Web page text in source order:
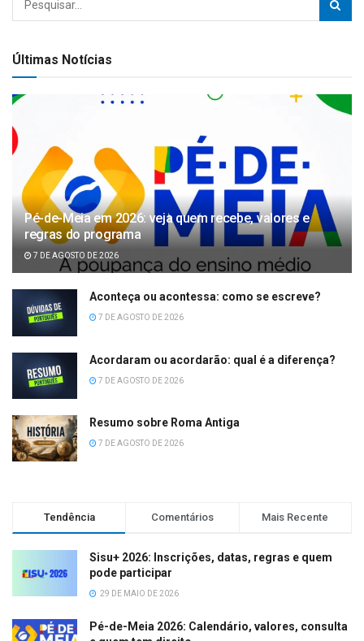
Últimas Notícias
Pé-de-Meia em 2026: veja quem recebe, valores e
regras do programa
7 DE AGOSTO DE 2026
Aconteça ou acontessa: como se escreve?
7 DE AGOSTO DE 2026
Acordaram ou acordarão: qual é a diferença?
7 DE AGOSTO DE 2026
Resumo sobre Roma Antiga
7 DE AGOSTO DE 2026
Tendência Comentários Mais Recente
Sisu+ 2026: Inscrições, datas, regras e quem
pode participar
29 DE MAIO DE 2026
Pé-de-Meia 2026: Calendário, valores, consulta